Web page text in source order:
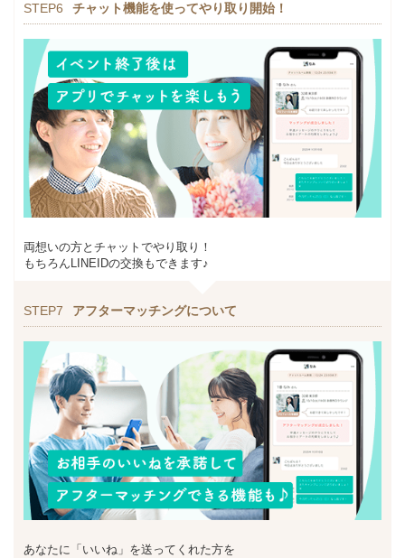
STEP6 チャット機能を使ってやり取り開始！
両想いの方とチャットでやり取り！
もちろんLINEIDの交換もできます♪
STEP7 アフターマッチングについて
あなたに「いいね」を送ってくれた方を